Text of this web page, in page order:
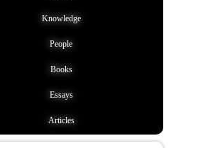
Knowledge
People
Books
Essays
Articles